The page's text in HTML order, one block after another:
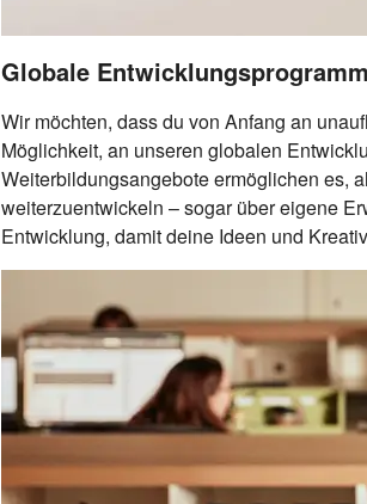
Globale
Wir möchten, dass du von Anfang an
Möglichkeit, an unseren globalen
Weiterbildungsangebote ermöglichen es,
weiterzuentwickeln – sogar über eigene
Entwicklung, damit deine Ideen und